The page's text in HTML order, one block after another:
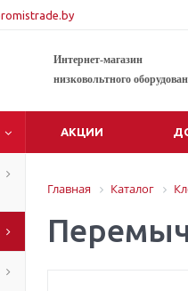
Интернет-магазин
низковольтного
АКЦИИ
Главная Каталог